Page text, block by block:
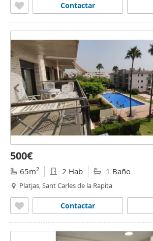
Contactar
500€
65m2 2 Hab 1 Baño
Platjas, Sant Carles de la Rapita
Contactar